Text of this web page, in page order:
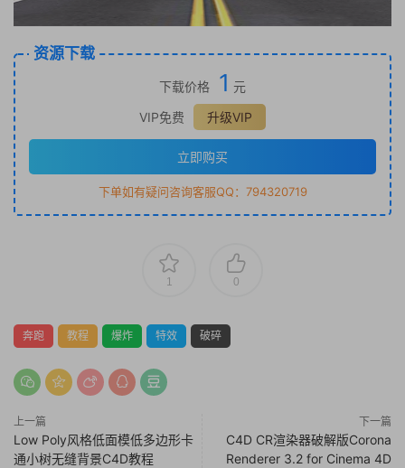
资源下载
下载价格 1 元
VIP免费
升级VIP
立即购买
下单如有疑问咨询客服QQ：794320719
1 0
奔跑 教程 爆炸 特效 破碎
上一篇
Low Poly风格低面模低多边形卡
通小树无缝背景C4D教程
下一篇
C4D CR渲染器破解版Corona
Renderer 3.2 for Cinema 4D